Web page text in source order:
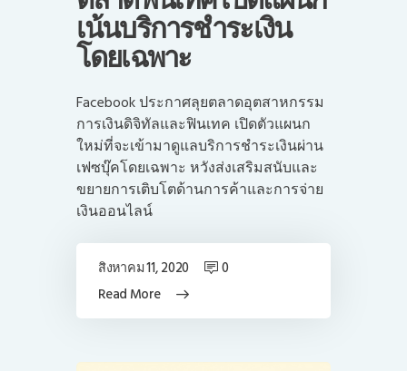
เน้นบริการชำระเงิน
โดยเฉพาะ
Facebook ประกาศลุยตลาดอุตสาหกรรม
การเงินดิจิทัลและฟินเทค เปิดตัวแผนก
ใหม่ที่จะเข้ามาดูแลบริการชำระเงินผ่าน
เฟซบุ๊คโดยเฉพาะ หวังส่งเสริมสนับและ
ขยายการเติบโตด้านการค้าและการจ่าย
เงินออนไลน์
Read More
สิงหาคม 11, 2020 0